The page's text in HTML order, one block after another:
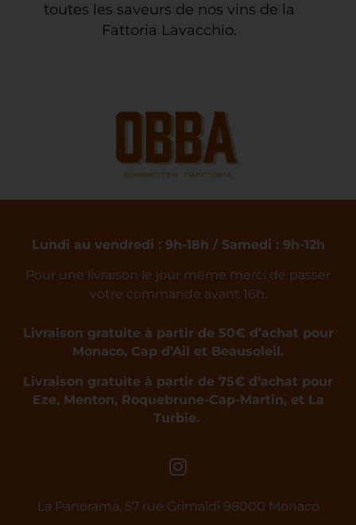
toutes les saveurs de nos vins de la
Fattoria Lavacchio.
Lundi au vendredi : 9h-18h / Samedi : 9h-12h
Pour une livraison le jour même merci de passer
votre commande avant 16h.
Livraison gratuite à partir de 50€ d’achat pour
Monaco, Cap d’Ail et Beausoleil.
Livraison gratuite à partir de 75€ d’achat pour
Eze, Menton, Roquebrune-Cap-Martin, et La
Turbie.
La Panorama, 57 rue Grimaldi 98000 Monaco